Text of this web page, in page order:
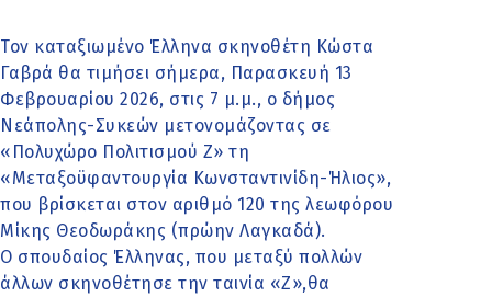
Τον καταξιωμένο Έλληνα σκηνοθέτη Κώστα
Γαβρά θα τιμήσει σήμερα, Παρασκευή 13
Φεβρουαρίου 2026, στις 7 μ.μ., ο δήμος
Νεάπολης-Συκεών μετονομάζοντας σε
«Πολυχώρο Πολιτισμού Ζ» τη
«Μεταξοϋφαντουργία Κωνσταντινίδη-Ήλιος»,
που βρίσκεται στον αριθμό 120 της λεωφόρου
Μίκης Θεοδωράκης (πρώην Λαγκαδά).
Ο σπουδαίος Έλληνας, που μεταξύ πολλών
άλλων σκηνοθέτησε την ταινία «Ζ»,θα